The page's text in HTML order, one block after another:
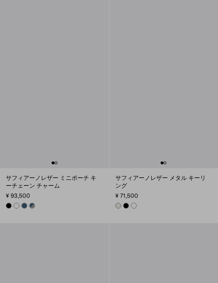
サフィアーノレザー ミニポーチ キ
ーチェーン チャーム
¥ 93,500
BLACKWHITEAVIATION BLUE
SMOKE/AVIATION BLUE
サフィアーノレザー メタル キーリ
ング
¥ 71,500
CHALK WHITE
BLACKWHITE